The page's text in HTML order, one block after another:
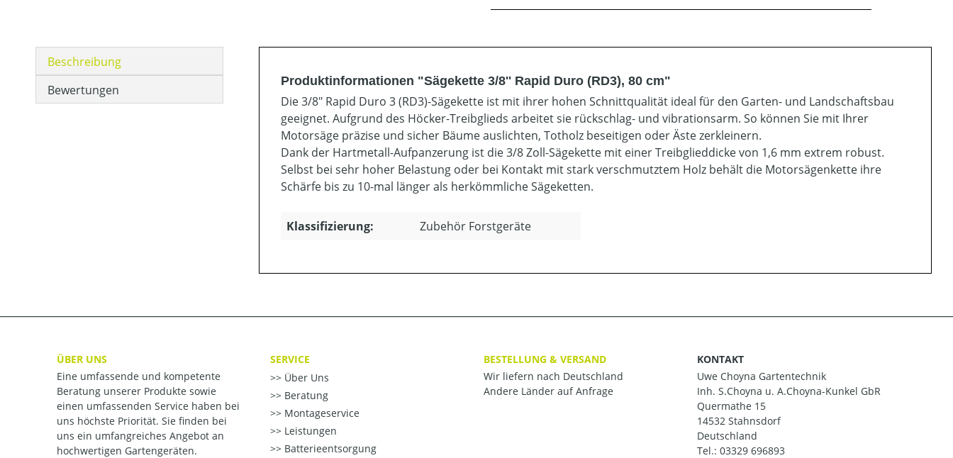
Beschreibung
Bewertungen
Produktinformationen "Sägekette 3/8'' Rapid Duro (RD3), 80 cm"
Die 3/8" Rapid Duro 3 (RD3)-Sägekette ist mit ihrer hohen Schnittqualität ideal für den Garten- und Landschaftsbau
geeignet. Aufgrund des Höcker-Treibglieds arbeitet sie rückschlag- und vibrationsarm. So können Sie mit Ihrer
Motorsäge präzise und sicher Bäume auslichten, Totholz beseitigen oder Äste zerkleinern.
Dank der Hartmetall-Aufpanzerung ist die 3/8 Zoll-Sägekette mit einer Treibglieddicke von 1,6 mm extrem robust.
Selbst bei sehr hoher Belastung oder bei Kontakt mit stark verschmutztem Holz behält die Motorsägenkette ihre
Schärfe bis zu 10-mal länger als herkömmliche Sägeketten.
Klassifizierung: Zubehör Forstgeräte
ÜBER UNS
Eine umfassende und kompetente
Beratung unserer Produkte sowie
einen umfassenden Service haben bei
uns höchste Priorität. Sie finden bei
uns ein umfangreiches Angebot an
hochwertigen Gartengeräten.
SERVICE
Über Uns
Beratung
Montageservice
Leistungen
Batterieentsorgung
BESTELLUNG & VERSAND
Wir liefern nach Deutschland
Andere Länder auf Anfrage
KONTAKT
Uwe Choyna Gartentechnik
Inh. S.Choyna u. A.Choyna-Kunkel GbR
Quermathe 15
14532 Stahnsdorf
Deutschland
Tel.: 03329 696893